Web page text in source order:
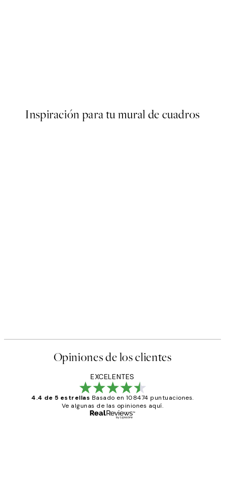
Inspiración para tu mural de cuadros
Opiniones de los clientes
EXCELENTES
4.4 de 5 estrellas Basado en 108474 puntuaciones.
Ve algunas de las opiniones aquí.